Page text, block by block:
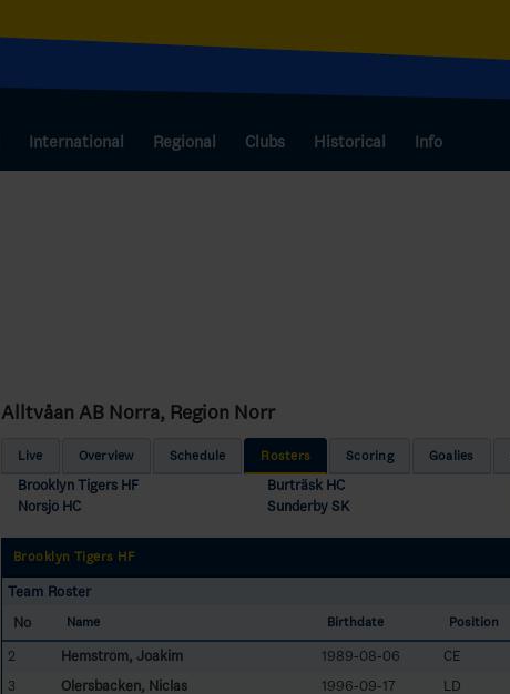
International Regional Clubs Historical Info
Alltvåan AB Norra, Region Norr
Live Overview Schedule Rosters Scoring Goalies
Brooklyn Tigers HF Burträsk HC
Norsjö HC
Sunderby SK
Brooklyn Tigers HF
Team Roster
No
Name Birthdate Position
2 Hemström, Joakim 1989-08-06 CE
3
Olersbacken, Niclas 1996-09-17 LD